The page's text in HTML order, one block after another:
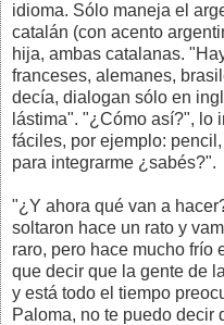
idioma. Sólo maneja el
catalán (con acento
hija, ambas catalanas.
franceses, alemanes,
decía, dialogan sólo en
lástima". "¿Cómo así?", lo
fáciles, por ejemplo:
para integrarme ¿sabés?".
"¿Y ahora qué van a
soltaron hace un rato y
raro, pero hace mucho frío
que decir que la gente de
y está todo el tiempo
Paloma, no te puedo decir